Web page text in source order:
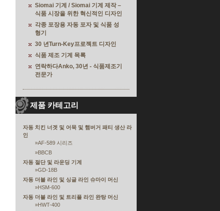
Siomai 기계 / Siomai 기계 제작 –
식품 시장을 위한 혁신적인 디자인
각종 포장용 자동 포자 및 식품 성
형기
30 년Turn-Key프로젝트 디자인
식품 제조 기계 목록
연락하다Anko, 30년 - 식품제조기
전문가
제품 카테고리
자동 치킨 너겟 및 어묵 및 햄버거 패티 생산 라
인
»AF-589 시리즈
»BBCB
자동 절단 및 라운딩 기계
»GD-18B
자동 더블 라인 및 싱글 라인 슈마이 머신
»HSM-600
자동 더블 라인 및 트리플 라인 완탕 머신
»HWT-400